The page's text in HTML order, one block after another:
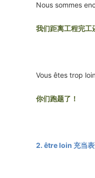
Nous sommes
我们距离工程完工
Vous êtes trop
你们跑题了！
2. être loin 充当